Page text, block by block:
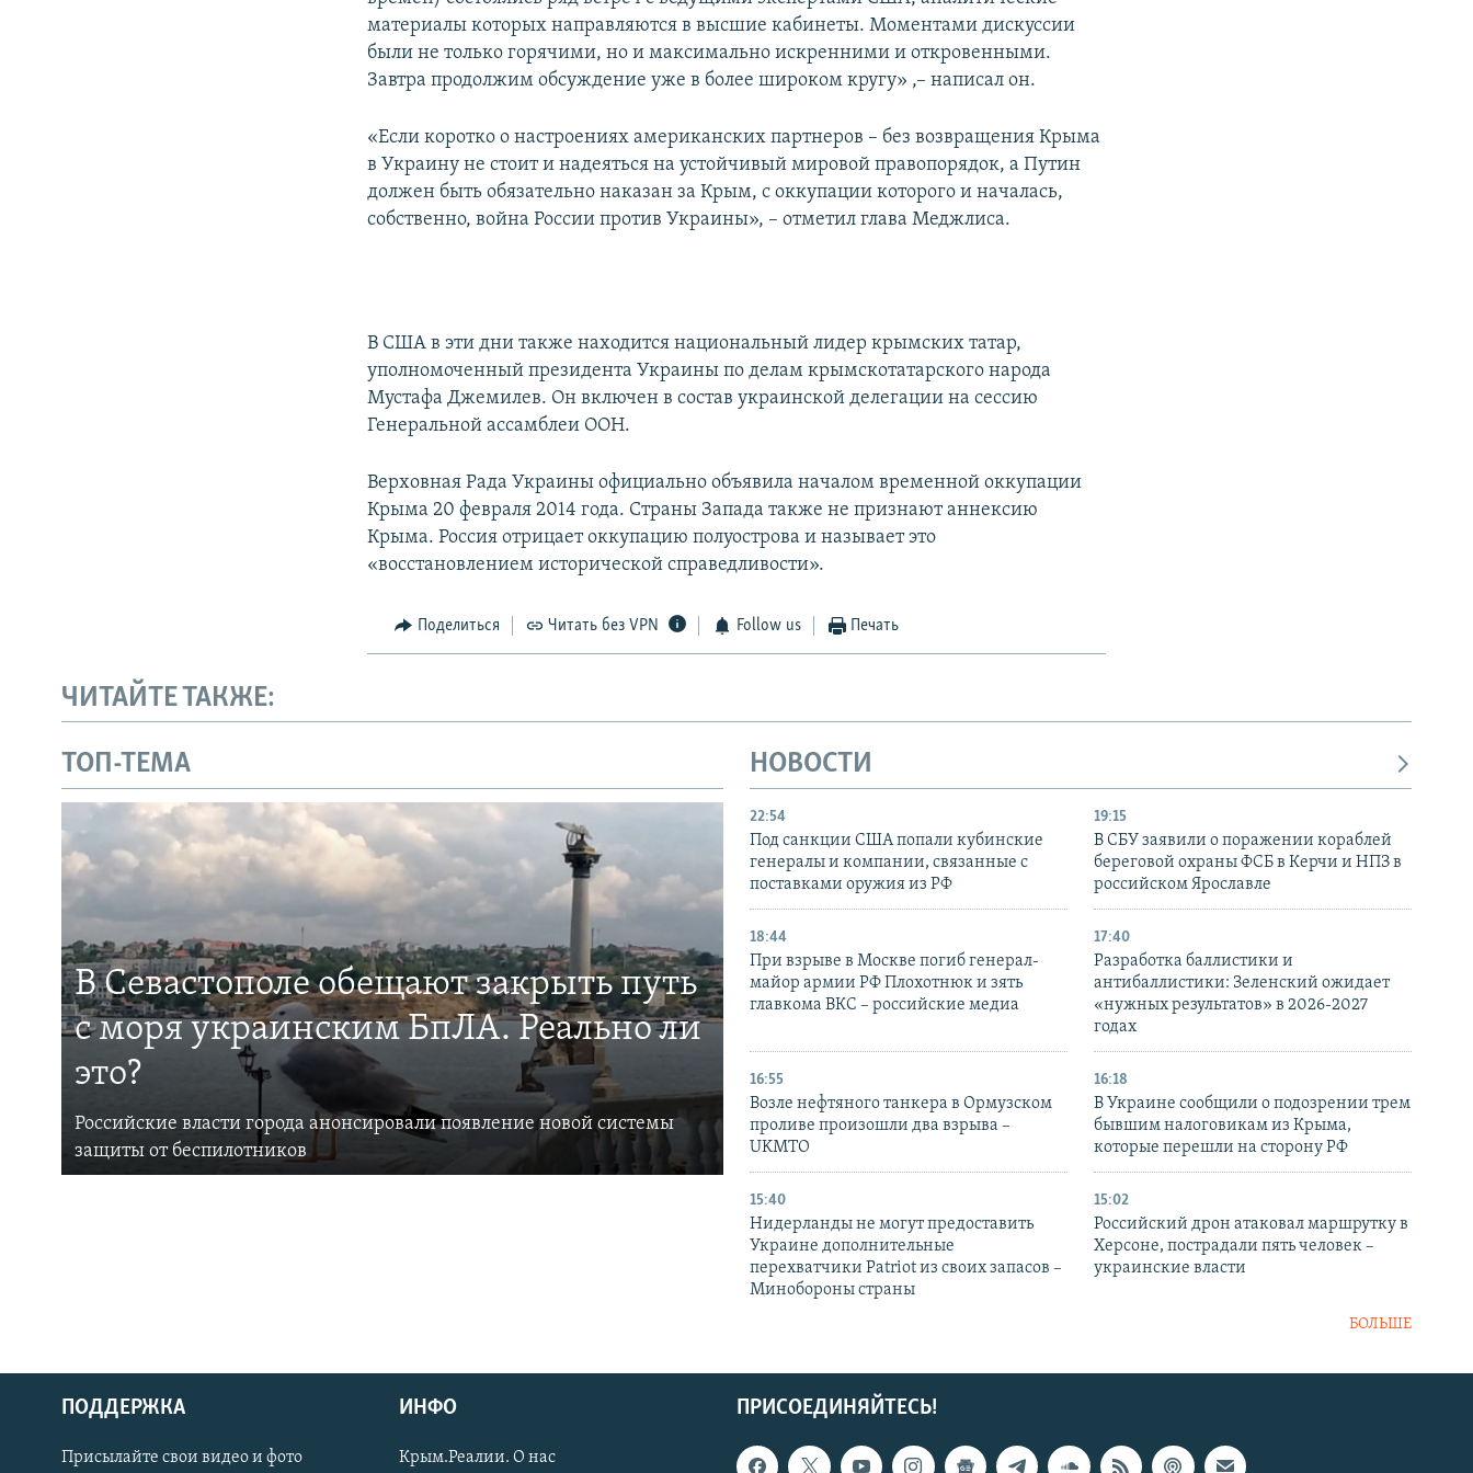
Українською
материалы которых направляются в высшие кабинеты. Моментами дискуссии
были не только горячими, но и максимально искренними и откровенными.
Завтра продолжим обсуждение уже в более широком кругу» ,– написал он.
«Если коротко о настроениях американских партнеров – без возвращения Крыма
в Украину не стоит и надеяться на устойчивый мировой правопорядок, а Путин
должен быть обязательно наказан за Крым, с оккупации которого и началась,
собственно, война России против Украины», – отметил глава Меджлиса.
В США в эти дни также находится национальный лидер крымских татар,
уполномоченный президента Украины по делам крымскотатарского народа
Мустафа Джемилев. Он включен в состав украинской делегации на сессию
Генеральной ассамблеи ООН.
Верховная Рада Украины официально объявила началом временной оккупации
Крыма 20 февраля 2014 года. Страны Запада также не признают аннексию
Крыма. Россия отрицает оккупацию полуострова и называет это
«восстановлением исторической справедливости».
Поделиться Читать без VPN Follow us Печать
ЧИТАЙТЕ ТАКЖЕ:
ТОП-ТЕМА
В Севастополе обещают закрыть путь
с моря украинским БпЛА. Реально ли
это?
Российские власти города анонсировали появление новой системы
защиты от беспилотников
НОВОСТИ
22:54
Под санкции США попали кубинские
генералы и компании, связанные с
поставками оружия из РФ
19:15
В СБУ заявили о поражении кораблей
береговой охраны ФСБ в Керчи и НПЗ в
российском Ярославле
18:44
При взрыве в Москве погиб генерал-
майор армии РФ Плохотнюк и зять
главкома ВКС – российские медиа
17:40
Разработка баллистики и
антибаллистики: Зеленский ожидает
«нужных результатов» в 2026-2027
годах
16:55
Возле нефтяного танкера в Ормузском
проливе произошли два взрыва –
UKMTO
16:18
В Украине сообщили о подозрении трем
бывшим налоговикам из Крыма,
которые перешли на сторону РФ
15:40
Нидерланды не могут предоставить
Украине дополнительные
перехватчики Patriot из своих запасов –
Минобороны страны
15:02
Российский дрон атаковал маршрутку в
Херсоне, пострадали пять человек –
украинские власти
БОЛЬШЕ
ПРИСОЕДИНЯЙТЕСЬ!
ПОДДЕРЖКА
Присылайте свои видео и фото
ИНФО
Крым.Реалии. О нас